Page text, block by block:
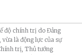
độ chính trị do Đảng
vừa là động lực của sự
trị, Thủ tướng